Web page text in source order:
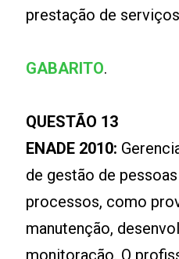
prestação de
GABARITO.
QUESTÃO 13
ENADE 2010:
de gestão de
processos, como
manutenção,
monitoração. O